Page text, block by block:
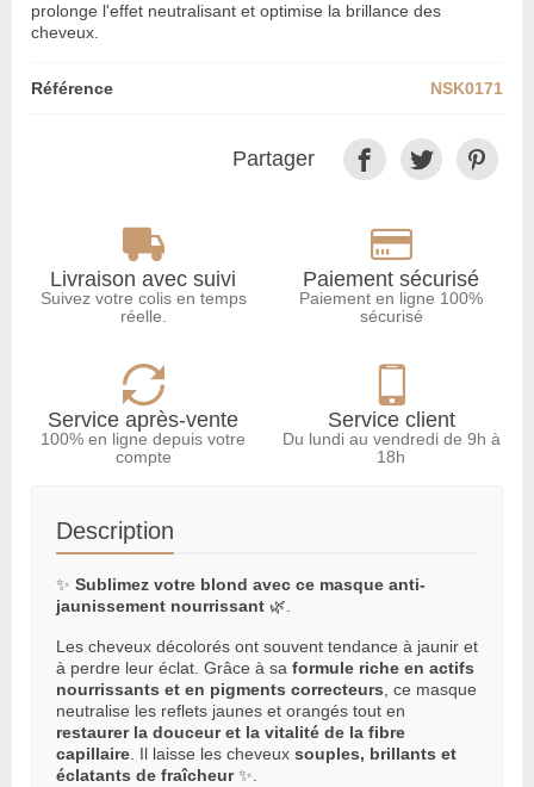
prolonge l'effet neutralisant et optimise la brillance des
cheveux.
Référence NSK0171
Partager
Livraison avec suivi
Suivez votre colis en temps
réelle.
Paiement sécurisé
Paiement en ligne 100%
sécurisé
Service après-vente
100% en ligne depuis votre
compte
Service client
Du lundi au vendredi de 9h à
18h
Description
✨ Sublimez votre blond avec ce masque anti-
jaunissement nourrissant 🌿.
Les cheveux décolorés ont souvent tendance à jaunir et
à perdre leur éclat. Grâce à sa formule riche en actifs
nourrissants et en pigments correcteurs , ce masque
neutralise les reflets jaunes et orangés tout en
restaurer la douceur et la vitalité de la fibre
capillaire . Il laisse les cheveux souples, brillants et
éclatants de fraîcheur✨.